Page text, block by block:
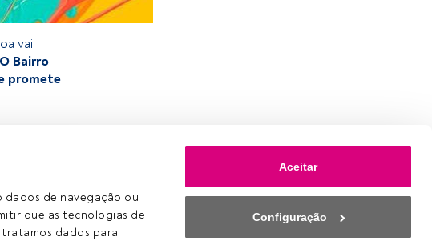
dados de navegação ou
que as tecnologias de
dados para
Aceitar
Configuração
vai
O Bairro
promete
Se já